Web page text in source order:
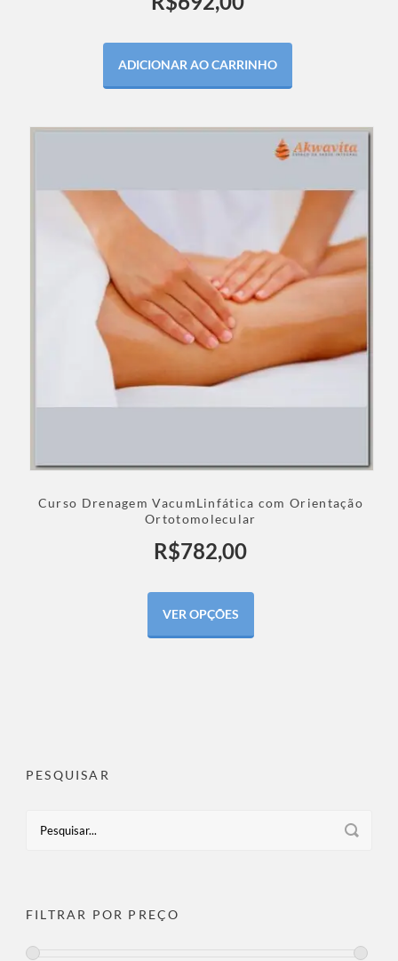
ADICIONAR AO CARRINHO
Curso Drenagem VacumLinfática com Orientação
Ortotomolecular
R$782,00
VER OPÇÕES
PESQUISAR
FILTRAR POR PREÇO